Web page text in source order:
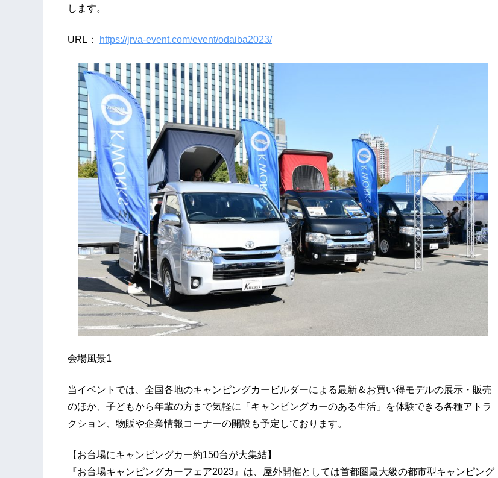
します。
URL： https://jrva-event.com/event/odaiba2023/
会場風景1
当イベントでは、全国各地のキャンピングカービルダーによる最新＆お買い得モデルの展示・販売
のほか、子どもから年輩の方まで気軽に「キャンピングカーのある生活」を体験できる各種アトラ
クション、物販や企業情報コーナーの開設も予定しております。
【お台場にキャンピングカー約150台が大集結】
『お台場キャンピングカーフェア2023』は、屋外開催としては首都圏最大級の都市型キャンピング